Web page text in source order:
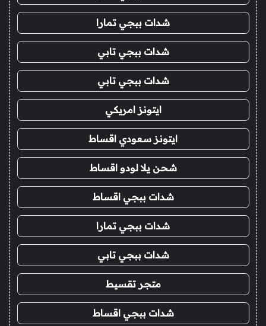
شدات ببجي تمارا
شدات ببجي تابي
شدات ببجي تابي
ايتونز امريكي
ايتونز سعودي اقساط
شحن يلا لودو اقساط
شدات ببجي اقساط
شدات ببجي تمارا
شدات ببجي تابي
متجر تقسيط
شدات ببجي اقساط